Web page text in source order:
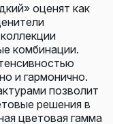
оценят как
комбинации.
и гармонично.
позволит
решения в
цветовая гамма